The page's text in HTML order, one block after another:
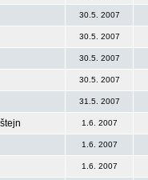
30.5. 2007
30.5. 2007
30.5. 2007
30.5. 2007
31.5. 2007
1.6. 2007
1.6. 2007
1.6. 2007